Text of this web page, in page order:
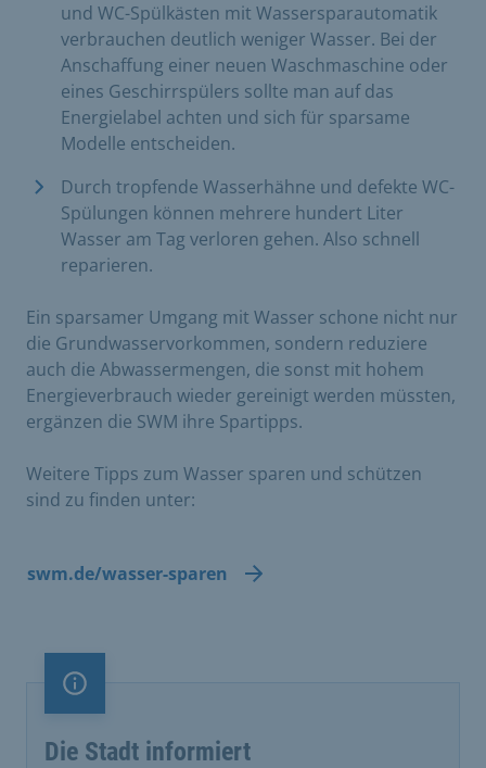
und WC-Spülkästen mit Wassersparautomatik
verbrauchen deutlich weniger Wasser. Bei der
Anschaffung einer neuen Waschmaschine oder
eines Geschirrspülers sollte man auf das
Energie­label achten und sich für sparsame
Modelle entscheiden.
Durch tropfende Wasserhähne und defekte WC-
Spülungen können mehrere hundert Liter
Wasser am Tag verloren gehen. Also schnell
reparieren.
Ein sparsamer Umgang mit Wasser schone nicht nur
die Grundwasservorkommen, sondern reduziere
auch die Abwassermengen, die sonst mit hohem
Energieverbrauch wieder gereinigt werden müssten,
ergänzen die SWM ihre Spartipps.
Weitere Tipps zum Wasser sparen und schützen
sind zu finden unter:
swm.de/wasser-sparen
Information
Die Stadt informiert